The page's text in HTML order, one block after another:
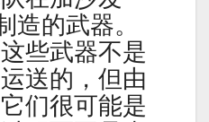
造的武器。
些武器不是
送的，但由
们很可能是